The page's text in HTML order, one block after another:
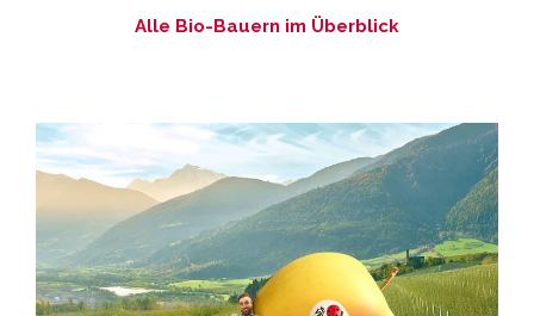
Alle Bio-Bauern im Überblick